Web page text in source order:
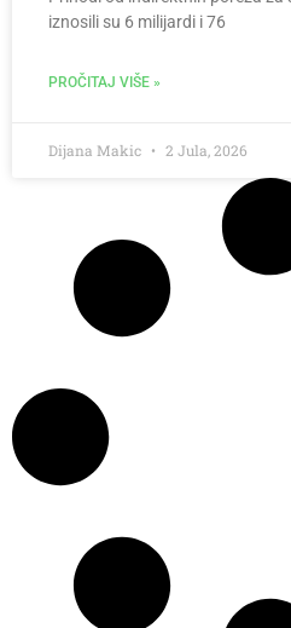
iznosili su 6 milijardi i 76
PROČITAJ VIŠE »
Dijana Makic 2 Jula, 2026